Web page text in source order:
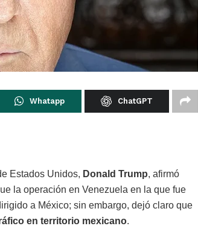
Whatapp ChatGPT
Estados Unidos, Donald Trump, afirmó
la operación en Venezuela en la que fue
a México; sin embargo, dejó claro que
en territorio mexicano.